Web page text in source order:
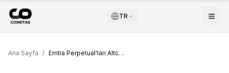
TR
Ana Sayfa / Emtia Perpetual'ları Altcoinleri Ezip Geçti: Sygnum Raporu